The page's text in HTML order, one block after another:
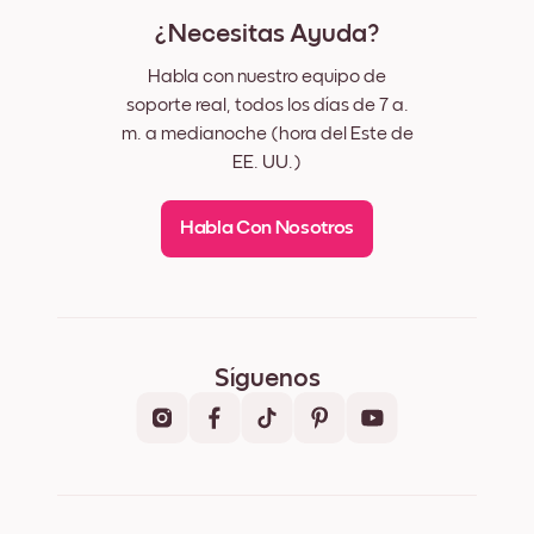
¿Necesitas Ayuda?
Habla con nuestro equipo de
soporte real, todos los días de 7 a.
m. a medianoche (hora del Este de
EE. UU.)
Habla Con Nosotros
Síguenos